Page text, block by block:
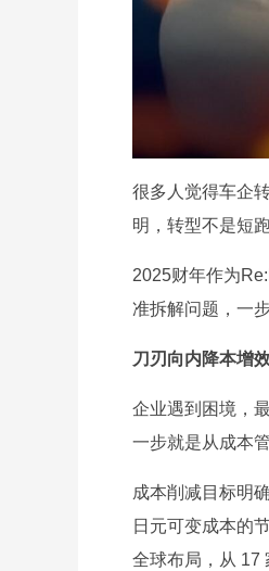
很多人觉得车企
明，转型不是短
2025财年作为
准拆解问题，一
刀刃向内降本增
企业遇到困境，
一步就是从成本
成本削减目标明
日元可变成本的
全球布局，从 17